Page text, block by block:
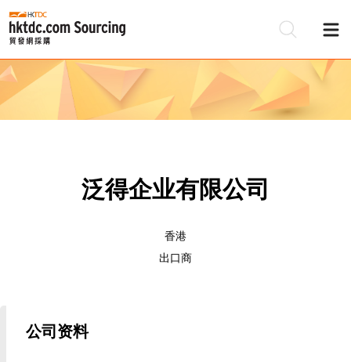
泛得企业有限公司
香港
出口商
公司资料